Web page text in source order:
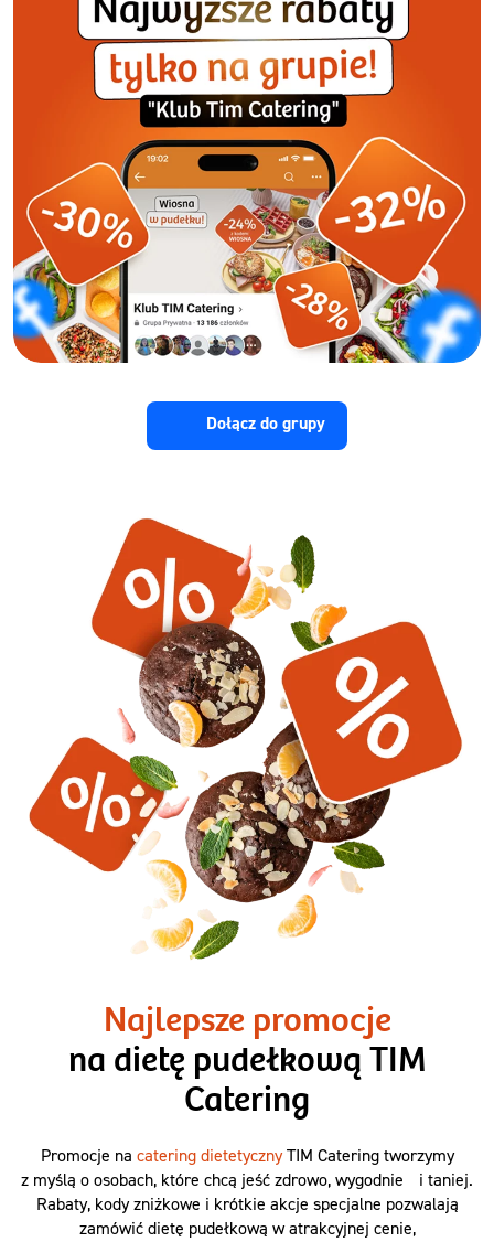
Dołącz do grupy
Najlepsze promocje
na dietę pudełkową TIM
Catering
Promocje na catering dietetycznyTIM Catering tworzymy
z myślą o osobach, które chcą jeść zdrowo, wygodnie i taniej.
Rabaty, kody zniżkowe i krótkie akcje specjalne pozwalają
zamówić dietę pudełkową w atrakcyjnej cenie,